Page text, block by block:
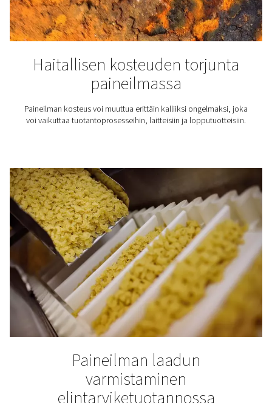
Jäähdytysilmankuivainten
Jäähdytysilmankuivaimet käyttävät
tuottamaan laadukasta paineilmaa, joka suojaa
tuotteitasi. Tästä blogista löydät kaikki
edut ja sen, miten ne voivat parantaa